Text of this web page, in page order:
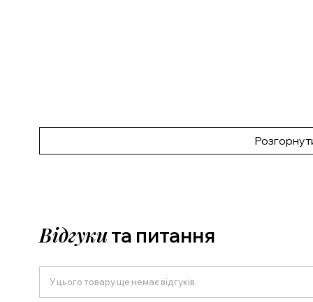
Відгукита питання
У цього товару ще немає відгуків